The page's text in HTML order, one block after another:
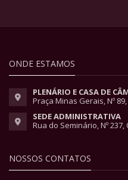
ONDE ESTAMOS
PLENÁRIO E CASA DE
Praça Minas Gerais, Nº
SEDE ADMINISTRATIVA
Rua do Seminário, Nº 237,
NOSSOS CONTATOS